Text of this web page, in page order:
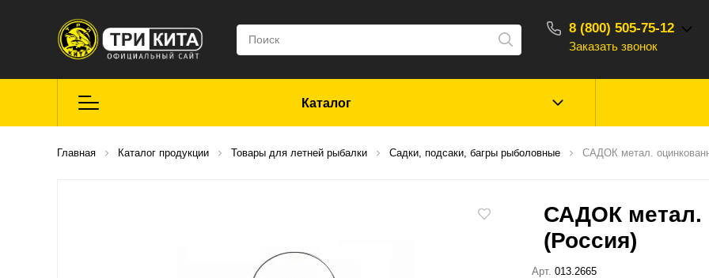
8 (800) 505-75-12
Заказать звонок
Каталог
ароматизаторы
Сторонние
Главная Каталог продукции Товары для летней рыбалки Садки, подсаки, багры рыболовные САДОК метал.
САДОК метал.
(Россия)
Арт. 013.2665